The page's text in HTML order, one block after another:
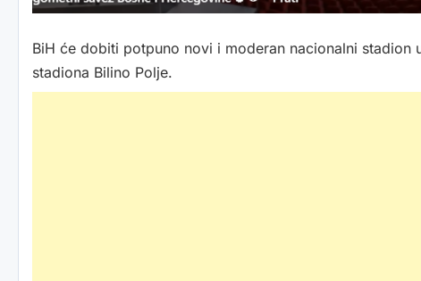
BiH će dobiti potpuno novi i moderan nacionalni
stadiona Bilino Polje.